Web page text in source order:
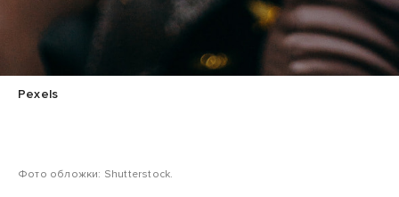
Pexels
Фото обложки: Shutterstock.